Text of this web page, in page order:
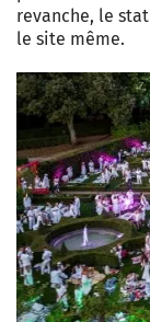
revanche, le
le site même.